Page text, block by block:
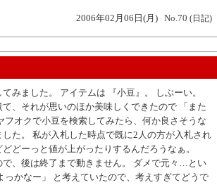
2006年02月06日(月) No.70 (日記)
みました。 アイテムは 『小豆』。 しぶーい。
、それが思いのほか美味しくできたので 「また
フオクで小豆を検索してみたら、何か良さそうな
た。 私が入札した時点で既に2人の方が入札され
どーっと値が上がったりするんだろうなぁ。
、後は終了まで動きません。 ダメで元々…とい
っかなー」 と考えていたので、考えすぎてどうで